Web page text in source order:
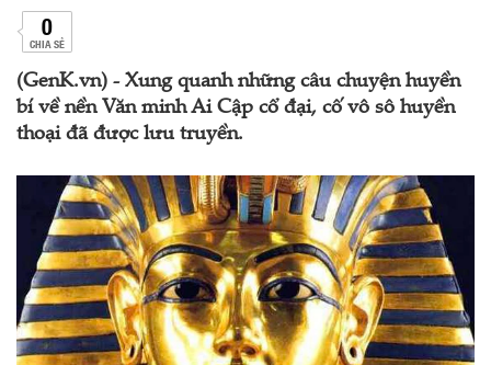
0
CHIA SẺ
(GenK.vn) - Xung quanh những câu chuyện huyền
bí về nền Văn minh Ai Cập cổ đại, cố vô sô huyền
thoại đã được lưu truyền.